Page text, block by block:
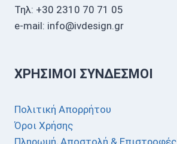
Τηλ: +30 2310 70 71 05
e-mail: info@ivdesign.gr
ΧΡΉΣΙΜΟΙ ΣΎΝΔΕΣΜΟΙ
Πολιτική Απορρήτου
Όροι Χρήσης
Πληρωμή, Αποστολή & Επιστροφές